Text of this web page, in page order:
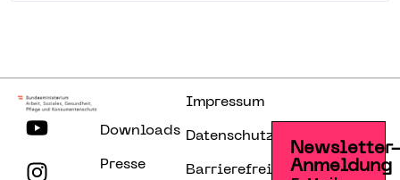
Downloads
Presse
Impressum
Datenschutzerklärung
Barrierefreiheitserklärung
Anmeldung